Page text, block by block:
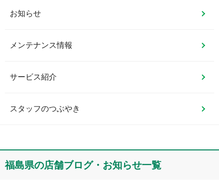
お知らせ
メンテナンス情報
サービス紹介
スタッフのつぶやき
福島県の店舗ブログ・お知らせ一覧